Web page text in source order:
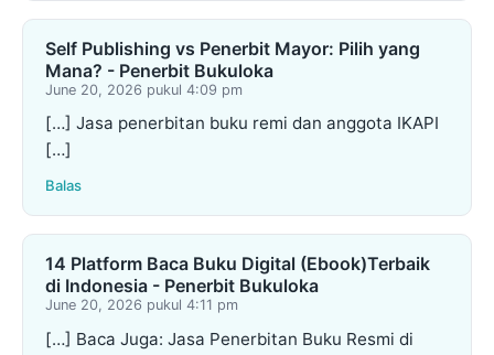
Self Publishing vs Penerbit Mayor: Pilih yang
Mana? - Penerbit Bukuloka
June 20, 2026 pukul 4:09 pm
[…] Jasa penerbitan buku remi dan anggota IKAPI
[…]
Balas
14 Platform Baca Buku Digital (Ebook)Terbaik
di Indonesia - Penerbit Bukuloka
June 20, 2026 pukul 4:11 pm
[…] Baca Juga: Jasa Penerbitan Buku Resmi di